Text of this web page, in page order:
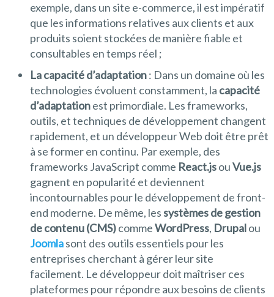
exemple, dans un site e-commerce, il est impératif
que les informations relatives aux clients et aux
produits soient stockées de manière fiable et
consultables en temps réel ;
La capacité d’adaptation: Dans un domaine où les
technologies évoluent constamment, la capacité
d’adaptationest primordiale. Les frameworks,
outils, et techniques de développement changent
rapidement, et un développeur Web doit être prêt
à se former en continu. Par exemple, des
frameworks JavaScript comme React.jsouVue.js
gagnent en popularité et deviennent
incontournables pour le développement de front-
end moderne. De même, lessystèmes de gestion
de contenu (CMS)commeWordPress, Drupalou
Joomlasont des outils essentiels pour les
entreprises cherchant à gérer leur site
facilement. Le développeur doit maîtriser ces
plateformes pour répondre aux besoins de clients